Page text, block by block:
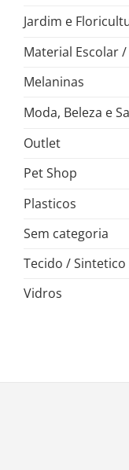
Jardim e
Material Escolar
Melaninas
Moda, Beleza e
Outlet
Pet Shop
Plasticos
Sem categoria
Tecido / Sintetico
Vidros